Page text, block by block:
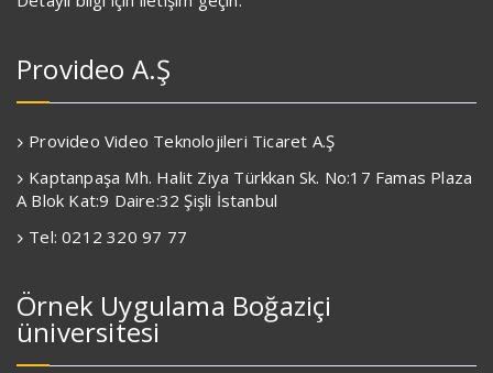
Provideo A.Ş
Provideo Video Teknolojileri Ticaret A.Ş
Kaptanpaşa Mh. Halit Ziya Türkkan Sk. No:17 Famas Plaza
A Blok Kat:9 Daire:32 Şişli İstanbul
Tel: 0212 320 97 77
Örnek Uygulama Boğaziçi
üniversitesi